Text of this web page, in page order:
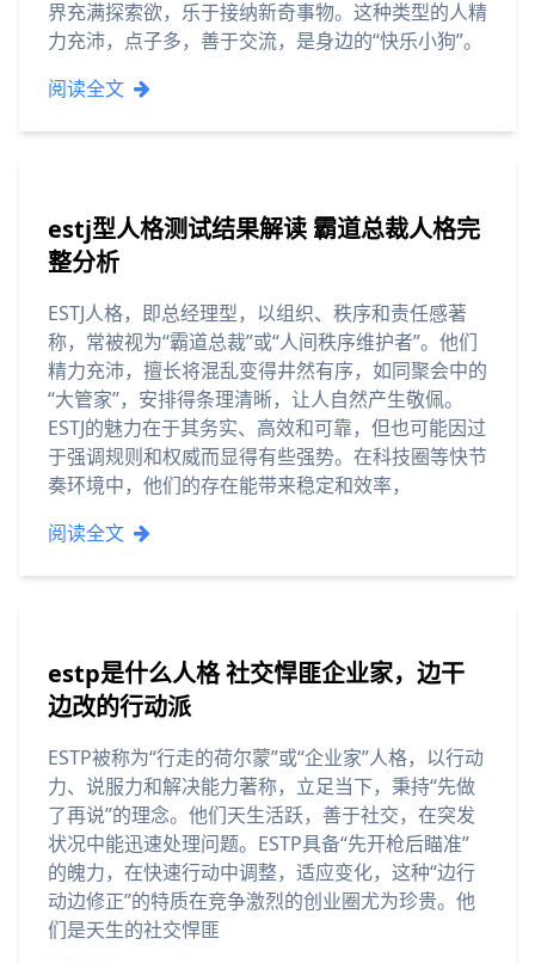
界充满探索欲，乐于接纳新奇事物。这种类型的人精
力充沛，点子多，善于交流，是身边的“快乐小狗”。
阅读全文
estj型人格测试结果解读 霸道总裁人格完
整分析
ESTJ人格，即总经理型，以组织、秩序和责任感著
称，常被视为“霸道总裁”或“人间秩序维护者”。他们
精力充沛，擅长将混乱变得井然有序，如同聚会中的
“大管家”，安排得条理清晰，让人自然产生敬佩。
ESTJ的魅力在于其务实、高效和可靠，但也可能因过
于强调规则和权威而显得有些强势。在科技圈等快节
奏环境中，他们的存在能带来稳定和效率，
阅读全文
estp是什么人格 社交悍匪企业家，边干
边改的行动派
ESTP被称为“行走的荷尔蒙”或“企业家”人格，以行动
力、说服力和解决能力著称，立足当下，秉持“先做
了再说”的理念。他们天生活跃，善于社交，在突发
状况中能迅速处理问题。ESTP具备“先开枪后瞄准”
的魄力，在快速行动中调整，适应变化，这种“边行
动边修正”的特质在竞争激烈的创业圈尤为珍贵。他
们是天生的社交悍匪